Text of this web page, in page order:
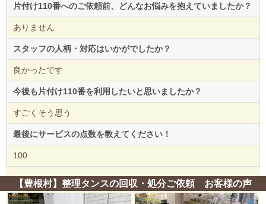
片付け110番へのご依頼前、どんなお悩みを抱えていましたか？
ありません
スタッフの人柄・対応はいかがでしたか？
良かったです
今後も片付け110番を利用したいと思いましたか？
すごくそう思う
最後にサービスの点数を教えてください！
100
【豊根村】整理タンスの回収・処分ご依頼 お客様の声